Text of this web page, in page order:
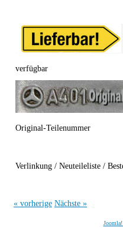
verfügbar
Original-Teilenummer
Verlinkung / Neuteileliste /
« vorherige Nächste »